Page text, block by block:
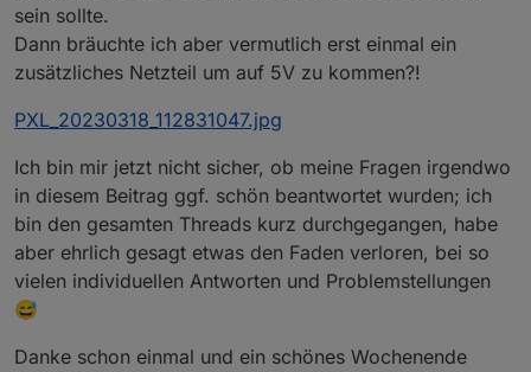
sein sollte.
Dann bräuchte ich aber vermutlich erst einmal ein
zusätzliches Netzteil um auf 5V zu kommen?!
PXL_20230318_112831047.jpg
Ich bin mir jetzt nicht sicher, ob meine Fragen irgendwo
in diesem Beitrag ggf. schön beantwortet wurden; ich
bin den gesamten Threads kurz durchgegangen, habe
aber ehrlich gesagt etwas den Faden verloren, bei so
vielen individuellen Antworten und Problemstellungen
😅
Danke schon einmal und ein schönes Wochenende